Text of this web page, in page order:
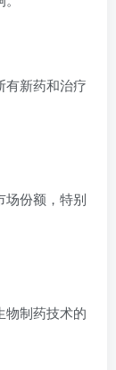
有新药和治疗
场份额，特别
物制药技术的